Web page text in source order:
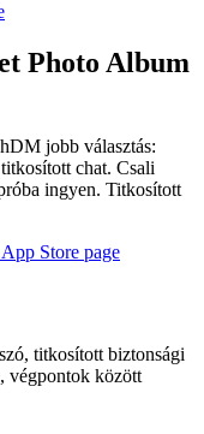
Photo Album
jobb választás:
chat. Csali
ingyen. Titkosított
Store page
titkosított biztonsági
végpontok között